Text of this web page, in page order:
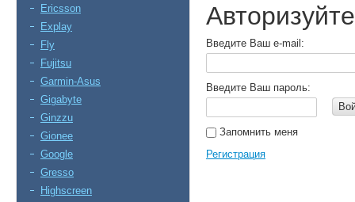
Ericsson
Explay
Fly
Fujitsu
Garmin-Asus
Gigabyte
Ginzzu
Gionee
Google
Gresso
Highscreen
Введите Ваш e-mail:
Введите Ваш пароль:
Запомнить меня
Регистрация